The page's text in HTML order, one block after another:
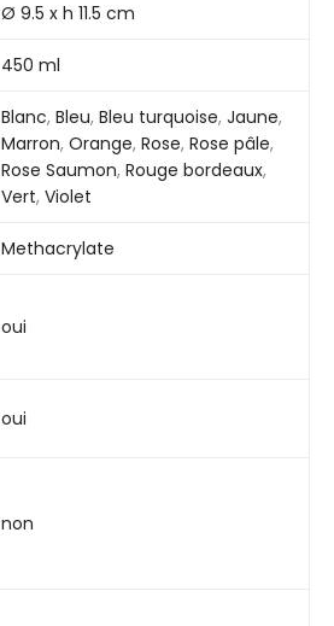
Ø 9.5 x h 11.5 cm
450 ml
Blanc, Bleu, Bleu turquoise, Jaune,
Marron, Orange, Rose, Rose pâle,
Rose Saumon, Rouge bordeaux,
Vert, Violet
Methacrylate
oui
oui
non